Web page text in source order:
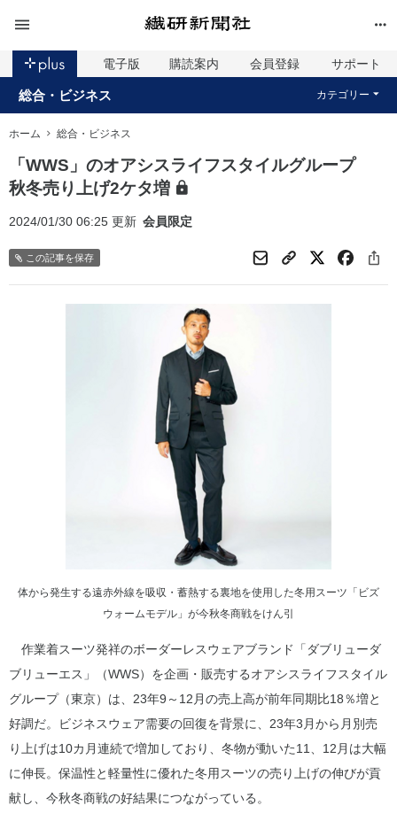
電子版 購読案内 会員登録 サポート
総合・ビジネス カテゴリー
ホーム 総合・ビジネス
「WWS」のオアシスライフスタイルグループ
秋冬売り上げ2ケタ増
2024/01/30 06:25 更新 会員限定
この記事を保存
体から発生する遠赤外線を吸収・蓄熱する裏地を使用した冬用スーツ「ビズ
ウォームモデル」が今秋冬商戦をけん引
作業着スーツ発祥のボーダーレスウェアブランド「ダブリューダ
ブリューエス」（WWS）を企画・販売するオアシスライフスタイル
グループ（東京）は、23年9～12月の売上高が前年同期比18％増と
好調だ。ビジネスウェア需要の回復を背景に、23年3月から月別売
り上げは10カ月連続で増加しており、冬物が動いた11、12月は大幅
に伸長。保温性と軽量性に優れた冬用スーツの売り上げの伸びが貢
献し、今秋冬商戦の好結果につながっている。